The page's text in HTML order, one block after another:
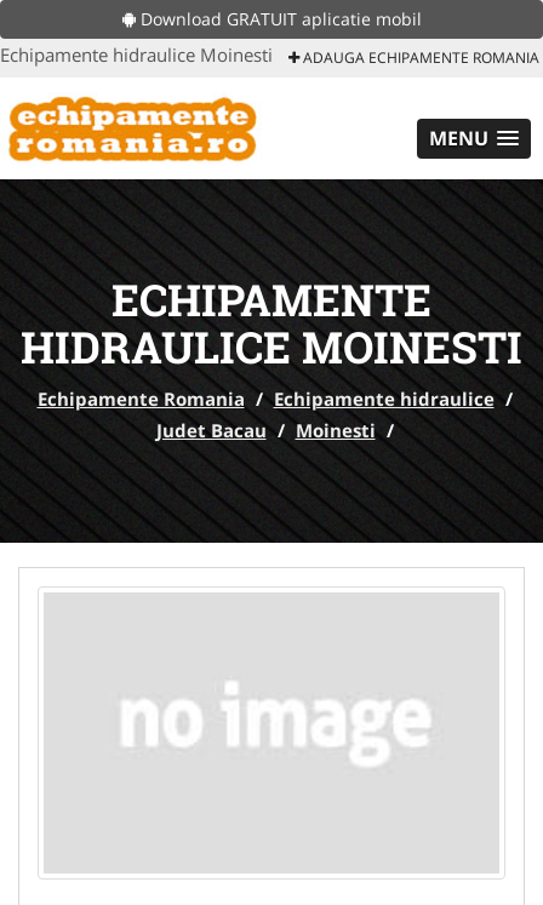
Download GRATUIT aplicatie mobil
Echipamente hidraulice Moinesti ADAUGA ECHIPAMENTE ROMANIA
MENU
ECHIPAMENTE
HIDRAULICE MOINESTI
Echipamente Romania / Echipamente hidraulice /
Judet Bacau / Moinesti /